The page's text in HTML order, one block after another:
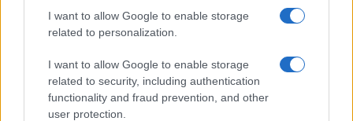
I want to allow Google to enable storage
related to personalization.
I want to allow Google to enable storage
related to security, including authentication
functionality and fraud prevention, and other
user protection.
Francesca Lombardi · 29 Lug 2026